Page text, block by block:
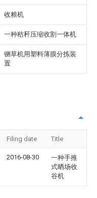
收粮机
一种秸秆压缩收割一体机
铡草机用塑料薄膜分拣装
置
Filing date Title
2016-08-30
一种手推
式晒场收
谷机